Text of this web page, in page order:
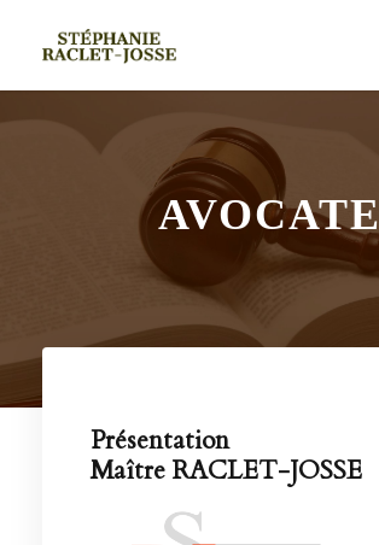
AVOCATE
Présentation
Maître RACLET-JOSSE